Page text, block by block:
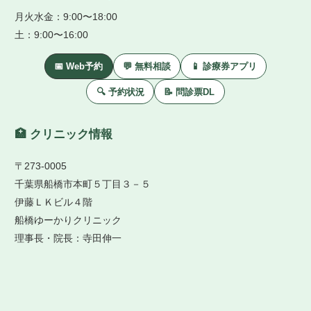
月火水金：9:00〜18:00
土：9:00〜16:00
📅 Web予約 💬 無料相談 📱 診療券アプリ
🔍 予約状況 📝 問診票DL
🏥 クリニック情報
〒273-0005
千葉県船橋市本町５丁目３－５
伊藤ＬＫビル４階
船橋ゆーかりクリニック
理事長・院長：寺田伸一